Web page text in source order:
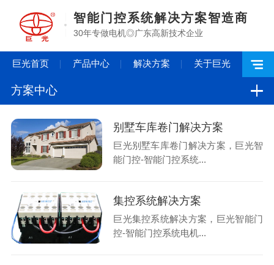
智能门控系统解决方案智造商
30年专做电机◎广东高新技术企业
巨光首页 产品中心 解决方案 关于巨光
方案中心
别墅车库卷门解决方案
巨光别墅车库卷门解决方案，巨光智
能门控-智能门控系统...
集控系统解决方案
巨光集控系统解决方案，巨光智能门
控-智能门控系统电机...